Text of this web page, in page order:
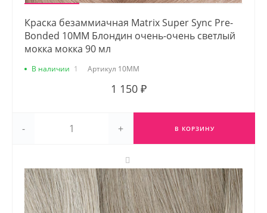
Краска безаммиачная Matrix Super Sync Pre-
Bonded 10MM Блондин очень-очень светлый
мокка мокка 90 мл
В наличии 1 Артикул 10MM
1 150 ₽
- + В КОРЗИНУ